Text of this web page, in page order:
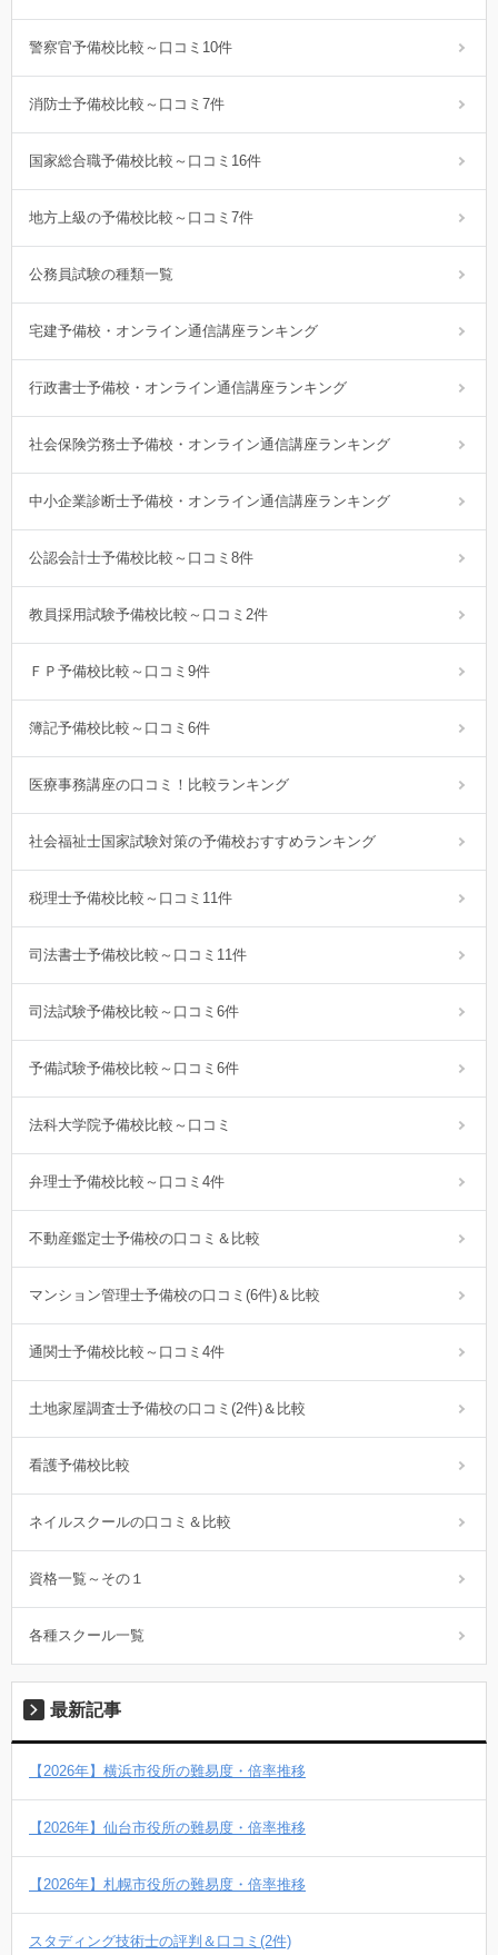
警察官予備校比較～口コミ10件
消防士予備校比較～口コミ7件
国家総合職予備校比較～口コミ16件
地方上級の予備校比較～口コミ7件
公務員試験の種類一覧
宅建予備校・オンライン通信講座ランキング
行政書士予備校・オンライン通信講座ランキング
社会保険労務士予備校・オンライン通信講座ランキング
中小企業診断士予備校・オンライン通信講座ランキング
公認会計士予備校比較～口コミ8件
教員採用試験予備校比較～口コミ2件
ＦＰ予備校比較～口コミ9件
簿記予備校比較～口コミ6件
医療事務講座の口コミ！比較ランキング
社会福祉士国家試験対策の予備校おすすめランキング
税理士予備校比較～口コミ11件
司法書士予備校比較～口コミ11件
司法試験予備校比較～口コミ6件
予備試験予備校比較～口コミ6件
法科大学院予備校比較～口コミ
弁理士予備校比較～口コミ4件
不動産鑑定士予備校の口コミ＆比較
マンション管理士予備校の口コミ(6件)＆比較
通関士予備校比較～口コミ4件
土地家屋調査士予備校の口コミ(2件)＆比較
看護予備校比較
ネイルスクールの口コミ＆比較
資格一覧～その１
各種スクール一覧
最新記事
【2026年】横浜市役所の難易度・倍率推移
【2026年】仙台市役所の難易度・倍率推移
【2026年】札幌市役所の難易度・倍率推移
スタディング技術士の評判＆口コミ(2件)